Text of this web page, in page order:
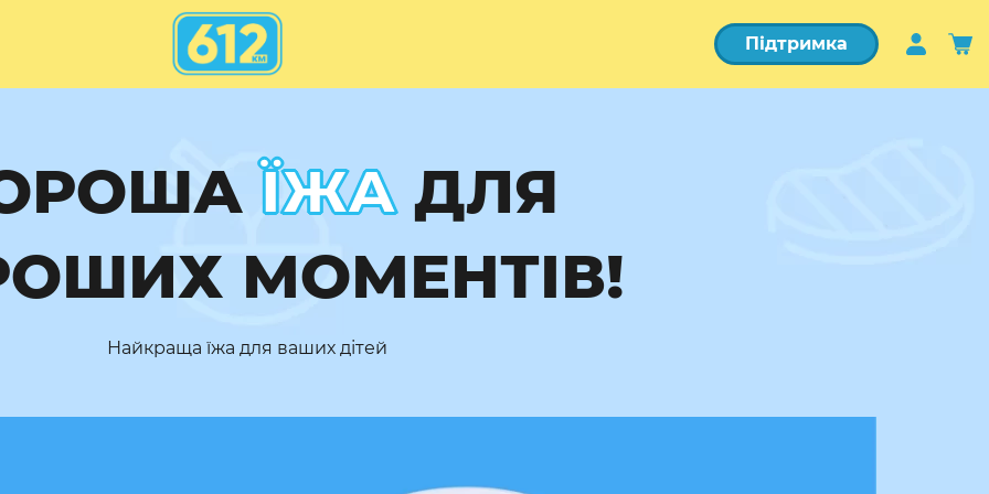
Підтримка
ЇЖАДЛЯ
МОМЕНТІВ!
Найкраща їжа для ваших дітей